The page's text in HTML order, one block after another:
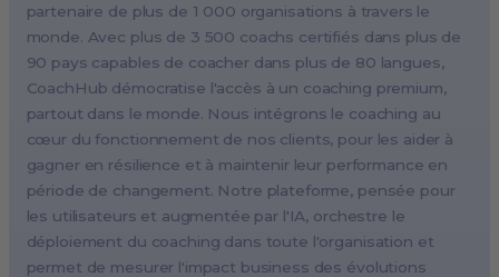
partenaire de plus de 1 000 organisations à travers le
monde. Avec plus de 3 500 coachs certifiés dans plus de
90 pays capables de coacher dans plus de 80 langues,
CoachHub démocratise l'accès à un coaching premium,
partout dans le monde. Nous intégrons le coaching au
cœur du fonctionnement de nos clients, pour les aider à
gagner en résilience et à maintenir leur performance en
période de changement. Notre plateforme, pensée pour
les utilisateurs et augmentée par l'IA, orchestre le
déploiement du coaching dans toute l'organisation et
permet de mesurer l'impact business des évolutions
London, UK
Paris, France
Melbourne, Australia
Amsterdam, Netherlands
Milan, Italy
Madrid, Spain
Vienna, Austria